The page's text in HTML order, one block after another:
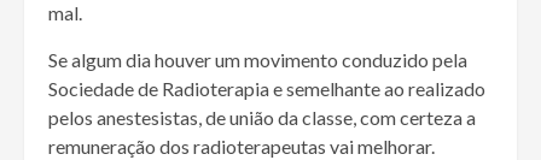
mal.
Se algum dia houver um movimento conduzido pela
Sociedade de Radioterapia e semelhante ao realizado
pelos anestesistas, de união da classe, com certeza a
remuneração dos radioterapeutas vai melhorar.